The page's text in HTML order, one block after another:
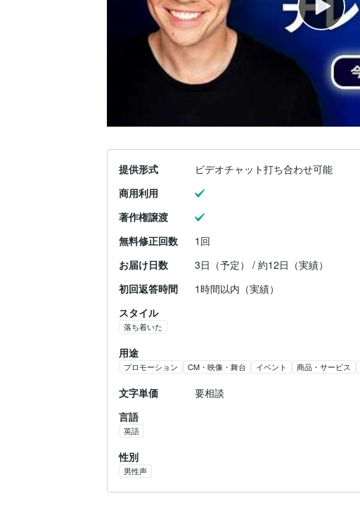
提供形式
ビデオチャット打ち合わせ可能
商用利用
著作権譲渡
無料修正回数
1回
お届け日数
3日（予定） / 約12日（実績）
初回返答時間
1時間以内（実績）
スタイル
落ち着いた
用途
プロモーション CM・映像・舞台 イベント 商品・サービス
文字単価
要相談
言語
英語
性別
男性声